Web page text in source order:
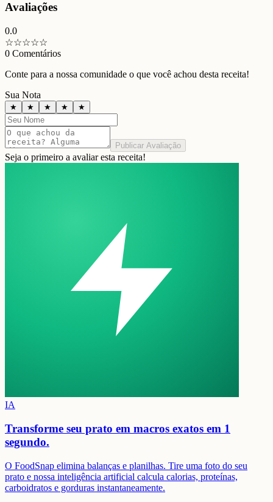
Avaliações
0.0
☆☆☆☆☆
0 Comentários
Conte para a nossa comunidade o que você achou desta receita!
Sua Nota
★ ★ ★ ★ ★
Publicar Avaliação
Seja o primeiro a avaliar esta receita!
IA
Transforme seu prato em macros exatos em 1
segundo.
O FoodSnap elimina balanças e planilhas. Tire uma foto do seu
prato e nossa inteligência artificial calcula calorias, proteínas,
carboidratos e gorduras instantaneamente.